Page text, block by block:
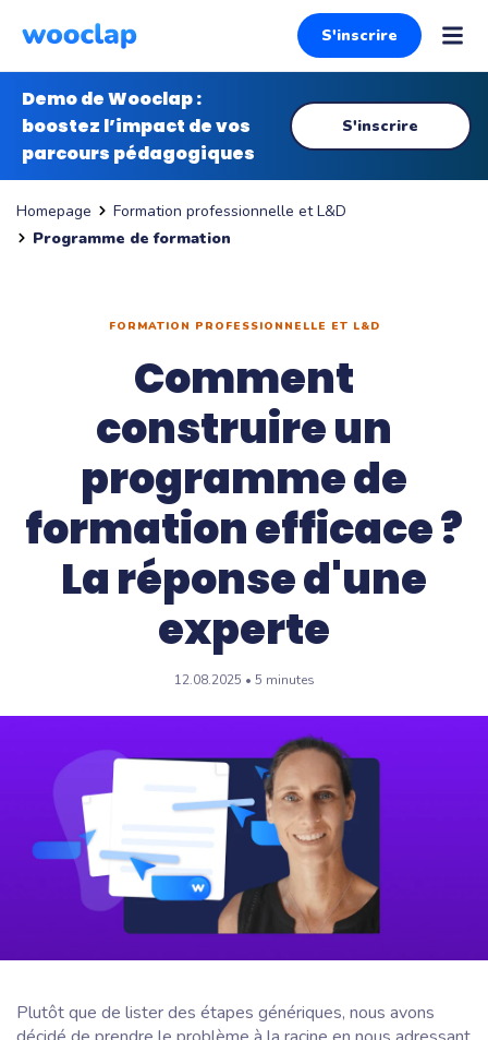
S'inscrire
Demo de Wooclap :
boostez l’impact de vos
parcours pédagogiques
S'inscrire
Homepage
Formation professionnelle et L&D
Programme de formation
FORMATION PROFESSIONNELLE ET L&D
Comment
construire un
programme de
formation efficace ?
La réponse d'une
experte
12.08.2025 • 5 minutes
Plutôt que de lister des étapes génériques, nous avons